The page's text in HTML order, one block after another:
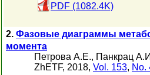
PDF (1082.4K)
2. Фазовые диаграммы
момента
Петрова А.Е., Панкрац
ZhETF, 2018, Vol. 153, No.